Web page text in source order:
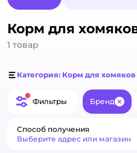
Корм для
1 товар
Категория: Корм для хомяков
Фильтры Бренд
Способ получения
Выберите адрес или магазин